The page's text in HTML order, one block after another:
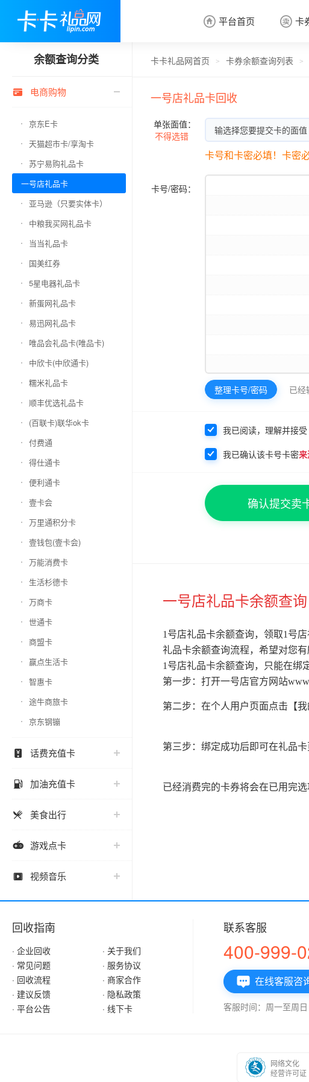
 平台首页  卡

余额查询分类
 电商购物
京东E卡
天猫超市卡/享淘卡
苏宁易购礼品卡
一号店礼品卡
亚马逊（只要实体卡）
中粮我买网礼品卡
当当礼品卡
国美红券
5星电器礼品卡
新蛋网礼品卡
易迅网礼品卡
唯品会礼品卡(唯品卡)
中欣卡(中欣通卡)
糯米礼品卡
顺丰优选礼品卡
(百联卡)联华ok卡
付费通
得仕通卡
便利通卡
壹卡会
万里通积分卡
壹钱包(壹卡会)
万能消费卡
生活杉德卡
万商卡
世通卡
商盟卡
赢点生活卡
智惠卡
途牛商旅卡
京东钢镚
 话费充值卡
 加油充值卡
 美食出行
 游戏点卡
 视频音乐
卡卡礼品网首页 > 卡券余额查询列表 >
一号店礼品卡回收
单张面值：
不得选错
输选择您要提交卡的面值
卡号和卡密必填！卡密
卡号/密码：
整理卡号/密码 已经
我已阅读，理解并接受
我已确认该卡号卡密来
确认提交卖
一号店礼品卡余额查询
1号店礼品卡余额查询，领取1号
礼品卡余额查询流程，希望对您有
1号店礼品卡余额查询，只能在绑
第一步：打开一号店官方网站
第二步：在个人用户页面点击【
第三步：绑定成功后即可在礼品
已经消费完的卡券将会在已用完选
回收指南
· 企业回收
· 关于我们
· 常见问题
· 服务协议
· 回收流程
· 商家合作
· 建议反馈
· 隐私政策
· 平台公告
· 线下卡
联系客服
400-999-
 在线客服咨
客服时间：周一至周
网络文化
经营许可证